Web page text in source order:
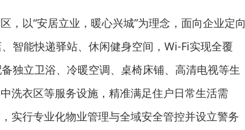
，以“安居立业，暖心兴城”为理念，面向企业定向
智能快递驿站、休闲健身空间，Wi-Fi实现全覆
独立卫浴、冷暖空调、桌椅床铺、高清电视等生
洗衣区等服务设施，精准满足住户日常生活需
实行专业化物业管理与全域安全管控并设立警务